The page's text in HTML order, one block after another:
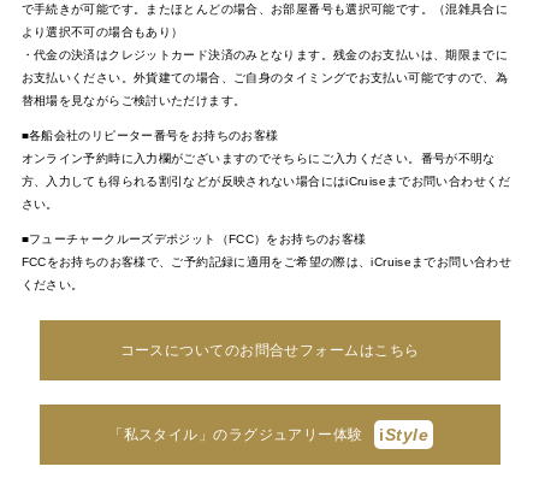
で手続きが可能です。またほとんどの場合、お部屋番号も選択可能です。（混雑具合に
より選択不可の場合もあり）
・代金の決済はクレジットカード決済のみとなります。残金のお支払いは、期限までに
お支払いください。外貨建ての場合、ご自身のタイミングでお支払い可能ですので、為
替相場を見ながらご検討いただけます。
■各船会社のリピーター番号をお持ちのお客様
オンライン予約時に入力欄がございますのでそちらにご入力ください。番号が不明な
方、入力しても得られる割引などが反映されない場合にはiCruiseまでお問い合わせくだ
さい。
■フューチャークルーズデポジット（FCC）をお持ちのお客様
FCCをお持ちのお客様で、ご予約記録に適用をご希望の際は、iCruiseまでお問い合わせ
ください。
コースについてのお問合せフォームはこちら
「私スタイル」のラグジュアリー体験 iStyle